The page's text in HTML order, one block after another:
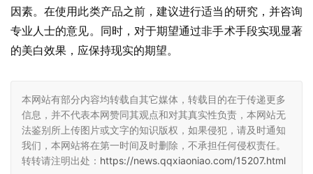
因素。在使用此类产品之前，建议进行适当的研究，并咨询
专业人士的意见。同时，对于期望通过非手术手段实现显著
的美白效果，应保持现实的期望。
本网站有部分内容均转载自其它媒体，转载目的在于传递更多
信息，并不代表本网赞同其观点和对其真实性负责，本网站无
法鉴别所上传图片或文字的知识版权，如果侵犯，请及时通知
我们，本网站将在第一时间及时删除，不承担任何侵权责任。
转转请注明出处： https://news.qqxiaoniao.com/15207.html